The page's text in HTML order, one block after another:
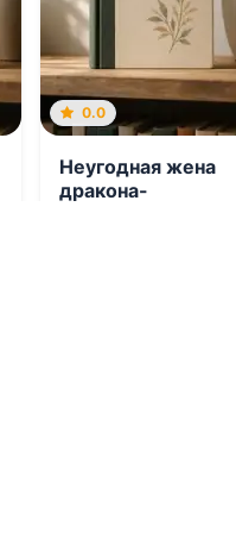
0.0
Неугодная жена
дракона-